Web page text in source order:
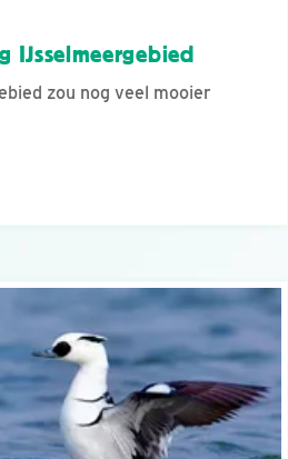
IJsselmeergebied
zou nog veel mooier